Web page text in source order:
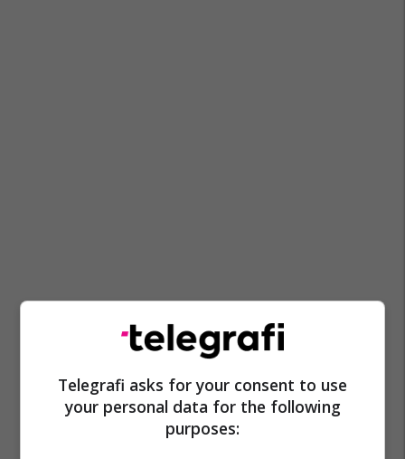
Telegrafi asks for your consent to use
your personal data for the following
purposes: